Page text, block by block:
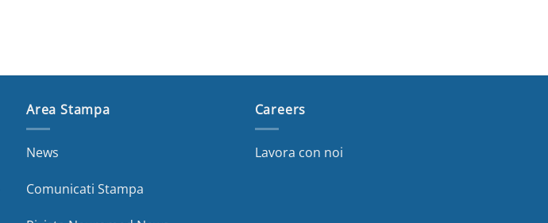
Area Stampa
News
Comunicati Stampa
Careers
Lavora con noi